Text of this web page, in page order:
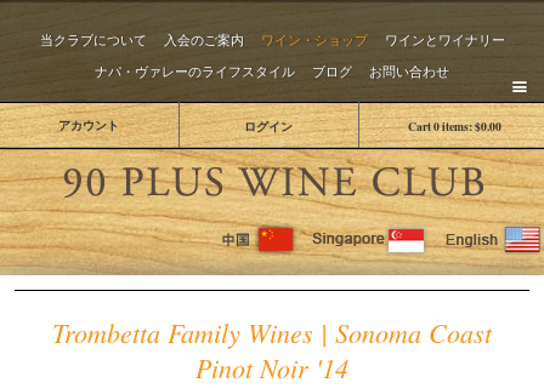
当クラブについて 入会のご案内 ワイン・ショップ
ワインとワイナリー
ナパ・ヴァレーのライフスタイル
ブログ お問い合わせ
Cart0items:$0.00
アカウント ログイン
The
Trombetta Family Wines | Sonoma Coast
Pinot Noir '14